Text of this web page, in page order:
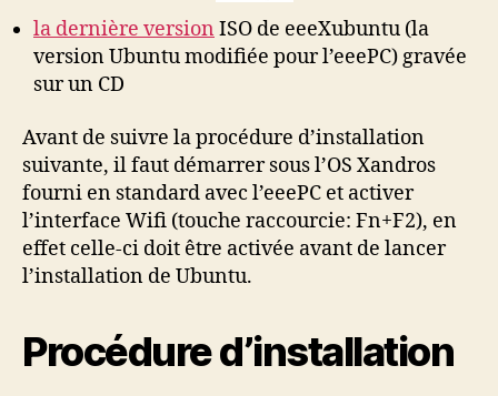
la dernière version ISO de eeeXubuntu (la
version Ubuntu modifiée pour l’eeePC) gravée
sur un CD
Avant de suivre la procédure d’installation
suivante, il faut démarrer sous l’OS Xandros
fourni en standard avec l’eeePC et activer
l’interface Wifi (touche raccourcie: Fn+F2), en
effet celle-ci doit être activée avant de lancer
l’installation de Ubuntu.
Procédure d’installation